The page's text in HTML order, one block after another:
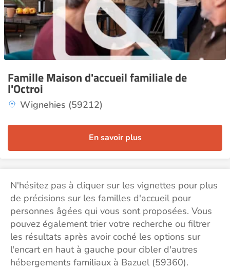
Famille Maison d'accueil familiale de
l'Octroi
Wignehies (59212)
En savoir plus
N'hésitez pas à cliquer sur les vignettes pour plus
de précisions sur les familles d'accueil pour
personnes âgées qui vous sont proposées. Vous
pouvez également trier votre recherche ou filtrer
les résultats après avoir coché les options sur
l'encart en haut à gauche pour cibler d'autres
hébergements familiaux à Bazuel (59360).